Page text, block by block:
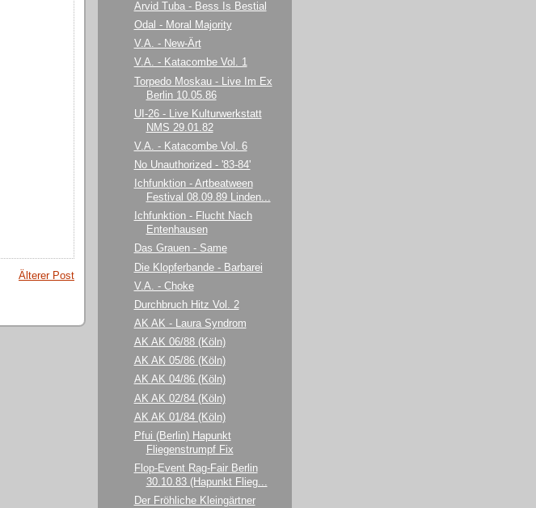
Älterer Post
Arvid Tuba - Bess Is Bestial
Odal - Moral Majority
V.A. - New-Ärt
V.A. - Katacombe Vol. 1
Torpedo Moskau - Live Im Ex
Berlin 10.05.86
UI-26 - Live Kulturwerkstatt
NMS 29.01.82
V.A. - Katacombe Vol. 6
No Unauthorized - '83-84'
Ichfunktion - Artbeatween
Festival 08.09.89 Linden...
Ichfunktion - Flucht Nach
Entenhausen
Das Grauen - Same
Die Klopferbande - Barbarei
V.A. - Choke
Durchbruch Hitz Vol. 2
AK AK - Laura Syndrom
AK AK 06/88 (Köln)
AK AK 05/86 (Köln)
AK AK 04/86 (Köln)
AK AK 02/84 (Köln)
AK AK 01/84 (Köln)
Pfui (Berlin) Hapunkt
Fliegenstrumpf Fix
Flop-Event Rag-Fair Berlin
30.10.83 (Hapunkt Flieg...
Der Fröhliche Kleingärtner